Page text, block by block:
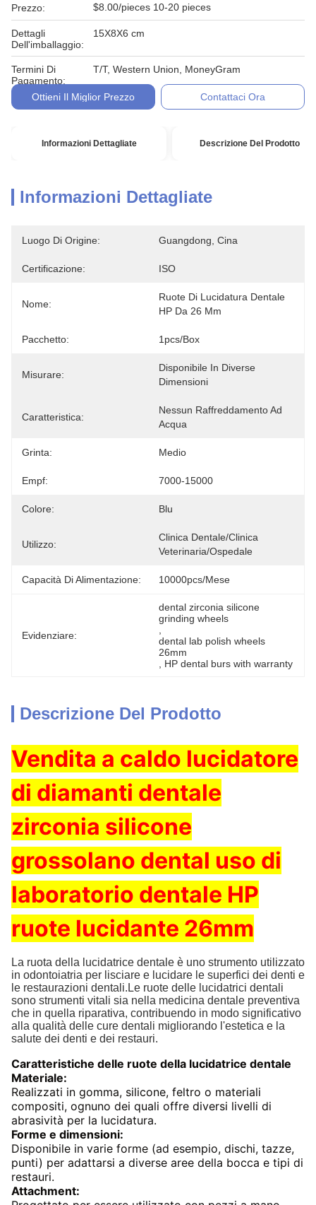
Prezzo: $8.00/pieces 10-20 pieces
Dettagli
Dell'imballaggio:
15X8X6 cm
Termini Di
Pagamento:
T/T, Western Union, MoneyGram
Ottieni Il Miglior Prezzo Contattaci Ora
Informazioni Dettagliate Descrizione Del Prodotto
Informazioni Dettagliate
Luogo Di Origine: Guangdong, Cina
Certificazione: ISO
Nome:
Ruote Di Lucidatura Dentale
HP Da 26 Mm
Pacchetto: 1pcs/box
Misurare:
Disponibile In Diverse
Dimensioni
Caratteristica:
Nessun Raffreddamento Ad
Acqua
Grinta: Medio
Empf: 7000-15000
Colore: Blu
Utilizzo:
Clinica Dentale/clinica
Veterinaria/ospedale
Capacità Di Alimentazione: 10000pcs/mese
Evidenziare:
dental zirconia silicone
grinding wheels
dental lab polish wheels
26mm
HP dental burs with warranty
Descrizione Del Prodotto
Vendita a caldo lucidatore
di diamanti dentale
zirconia silicone
grossolano dental uso di
laboratorio dentale HP
ruote lucidante 26mm
La ruota della lucidatrice dentale è uno strumento utilizzato
in odontoiatria per lisciare e lucidare le superfici dei denti e
le restaurazioni dentali.Le ruote delle lucidatrici dentali
sono strumenti vitali sia nella medicina dentale preventiva
che in quella riparativa, contribuendo in modo significativo
alla qualità delle cure dentali migliorando l'estetica e la
salute dei denti e dei restauri.
Caratteristiche delle ruote della lucidatrice dentale
Materiale:
Realizzati in gomma, silicone, feltro o materiali
compositi, ognuno dei quali offre diversi livelli di
abrasività per la lucidatura.
Forme e dimensioni:
Disponibile in varie forme (ad esempio, dischi, tazze,
punti) per adattarsi a diverse aree della bocca e tipi di
restauri.
Attachment: